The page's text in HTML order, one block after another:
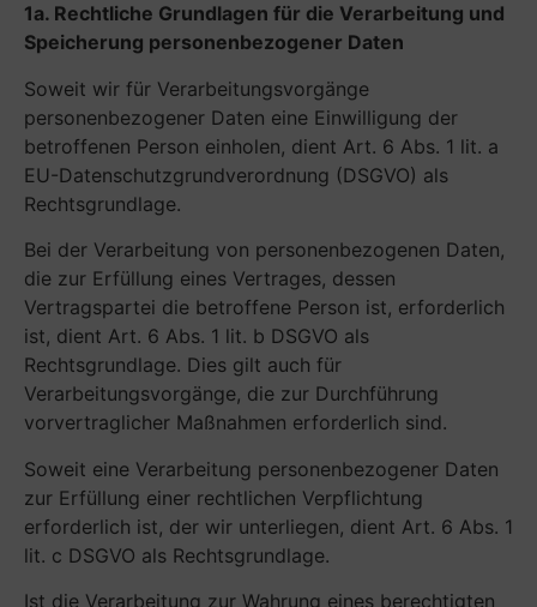
1a. Rechtliche Grundlagen für die Verarbeitung und
Speicherung personenbezogener Daten
Soweit wir für Verarbeitungsvorgänge
personenbezogener Daten eine Einwilligung der
betroffenen Person einholen, dient Art. 6 Abs. 1 lit. a
EU-Datenschutzgrundverordnung (DSGVO) als
Rechtsgrundlage.
Bei der Verarbeitung von personenbezogenen Daten,
die zur Erfüllung eines Vertrages, dessen
Vertragspartei die betroffene Person ist, erforderlich
ist, dient Art. 6 Abs. 1 lit. b DSGVO als
Rechtsgrundlage. Dies gilt auch für
Verarbeitungsvorgänge, die zur Durchführung
vorvertraglicher Maßnahmen erforderlich sind.
Soweit eine Verarbeitung personenbezogener Daten
zur Erfüllung einer rechtlichen Verpflichtung
erforderlich ist, der wir unterliegen, dient Art. 6 Abs. 1
lit. c DSGVO als Rechtsgrundlage.
Ist die Verarbeitung zur Wahrung eines berechtigten